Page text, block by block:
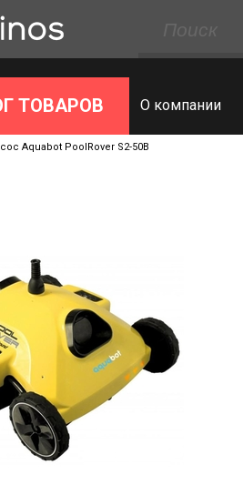
ТОВАРОВ О компании
Aquabot PoolRover S2-50B